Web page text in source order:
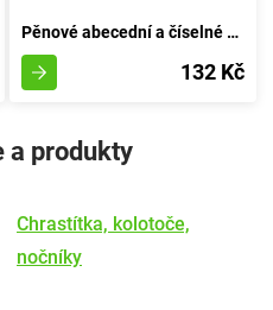
Pěnové abecední a číselné bloky pro koupel
132 Kč
a produkty
Chrastítka, kolotoče,
nočníky